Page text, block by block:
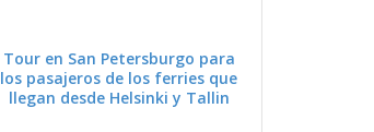
VER
Tour en San Petersburgo para
los pasajeros de los ferries que
llegan desde Helsinki y Tallin